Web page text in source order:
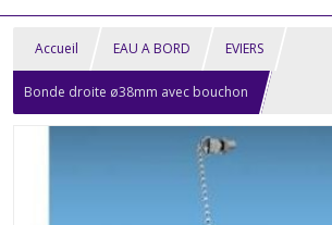
Accueil EAU A BORD EVIERS
Bonde droite ø38mm avec bouchon